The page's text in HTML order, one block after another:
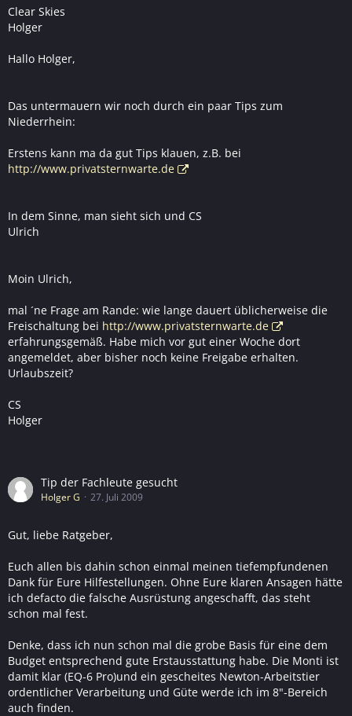
Clear Skies
Holger
Hallo Holger,
Das untermauern wir noch durch ein paar Tips zum
Niederrhein:
Erstens kann ma da gut Tips klauen, z.B. bei
http://www.privatsternwarte.de
In dem Sinne, man sieht sich und CS
Ulrich
Moin Ulrich,
mal ´ne Frage am Rande: wie lange dauert üblicherweise die
Freischaltung bei http://www.privatsternwarte.de
erfahrungsgemäß. Habe mich vor gut einer Woche dort
angemeldet, aber bisher noch keine Freigabe erhalten.
Urlaubszeit?
CS
Holger
Tip der Fachleute gesucht
Holger G 27. Juli 2009
Gut, liebe Ratgeber,
Euch allen bis dahin schon einmal meinen tiefempfundenen
Dank für Eure Hilfestellungen. Ohne Eure klaren Ansagen hätte
ich defacto die falsche Ausrüstung angeschafft, das steht
schon mal fest.
Denke, dass ich nun schon mal die grobe Basis für eine dem
Budget entsprechend gute Erstausstattung habe. Die Monti ist
damit klar (EQ-6 Pro)und ein gescheites Newton-Arbeitstier
ordentlicher Verarbeitung und Güte werde ich im 8"-Bereich
auch finden.